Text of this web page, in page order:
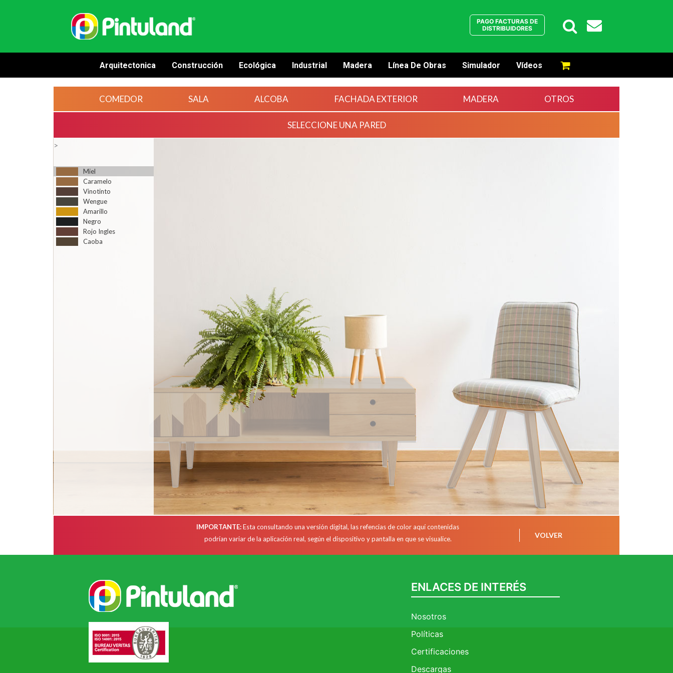
PAGO FACTURAS DE
DISTRIBUIDORES
Buscar
Arquitectonica Construcción Ecológica Industrial Madera Línea De Obras Simulador Vídeos
COMEDOR SALA ALCOBA FACHADA EXTERIOR MADERA OTROS
SELECCIONE UNA PARED
>
Miel
Caramelo
Vinotinto
Wengue
Amarillo
Negro
Rojo Ingles
Caoba
IMPORTANTE:Esta consultando una versión digital, las refencias de color aquí contenidas
podrían variar de la aplicación real, según el dispositivo y pantalla en que se visualice.
VOLVER
ENLACES DE INTERÉS
Nosotros
Políticas
Certificaciones
Descargas